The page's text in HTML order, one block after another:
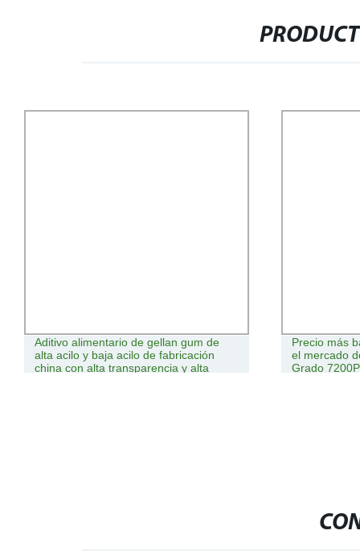
Aditivo alimentario de gellan gum de
alta acilo y baja acilo de fabricación
china con alta transparencia y alta
Precio más
el mercado
Grado